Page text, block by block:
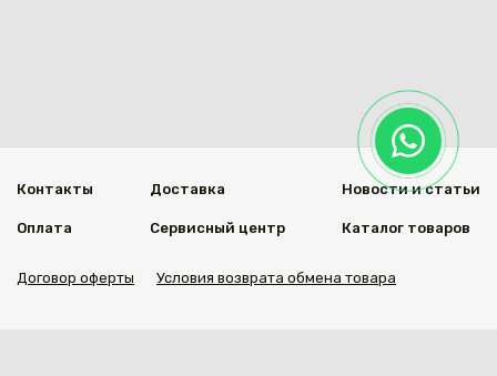
Контакты
Оплата
Доставка
Сервисный центр
Новости и статьи
Каталог товаров
Договор оферты Условия возврата обмена товара